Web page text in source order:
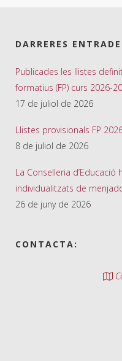
DARRERES
Publicades les llistes
formatius (FP) curs 2026-
17 de juliol de 2026
Llistes provisionals FP
8 de juliol de 2026
La Conselleria
individualitzats de
26 de juny de 2026
CONTACTA: